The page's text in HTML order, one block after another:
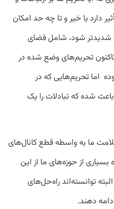
دارد یا خیر و تا چه حد امکان
شدیدتر شود، شامل فضای
تحریم‌های وضع شده در
اما تحریم‌هایی که در
شده که تبادلات را یک
ما به واسطه قطع کانال‌های
از حوزه‌های ما از این
توانسته‌اند راه‌حل‌های
دهند.